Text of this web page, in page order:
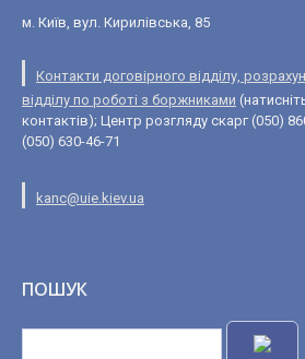
м. Київ, вул. Кирилівська, 85
Контакти договірного відділу,
відділу по роботі з боржниками
контактів); Центр розгляду скарг (050)
(050) 630-46-71
kanc@uie.kiev.ua
ПОШУК